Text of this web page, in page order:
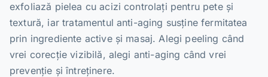
exfoliază pielea cu acizi controlați pentru pete și
textură, iar tratamentul anti-aging susține fermitatea
prin ingrediente active și masaj. Alegi peeling când
vrei corecție vizibilă, alegi anti-aging când vrei
prevenție și întreținere.